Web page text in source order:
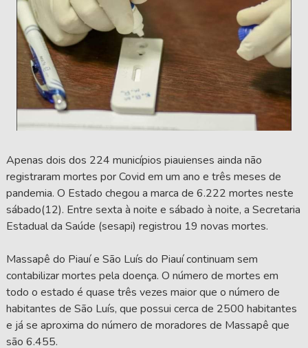
Apenas dois dos 224 municípios piauienses ainda não
registraram mortes por Covid em um ano e três meses de
pandemia. O Estado chegou a marca de 6.222 mortes neste
sábado(12). Entre sexta à noite e sábado à noite, a Secretaria
Estadual da Saúde (sesapi) registrou 19 novas mortes.
Massapê do Piauí e São Luís do Piauí continuam sem
contabilizar mortes pela doença. O número de mortes em
todo o estado é quase três vezes maior que o número de
habitantes de São Luís, que possui cerca de 2500 habitantes
e já se aproxima do número de moradores de Massapê que
são 6.455.